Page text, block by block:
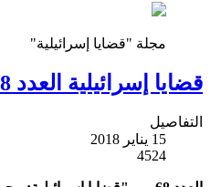
مجلة "قضايا إسرائيلية"
قضايا إسرائيلية العدد 68
التفاصيل
15 يناير 2018
4524